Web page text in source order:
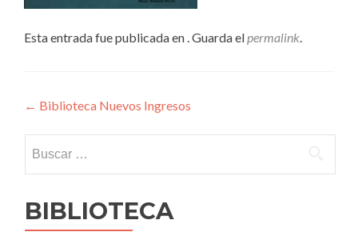
Esta entrada fue publicada en . Guarda elpermalink.
Navegación
de
entradas
← Biblioteca Nuevos Ingresos
BIBLIOTECA